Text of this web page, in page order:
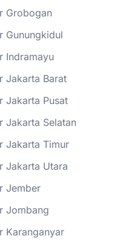
Grobogan
Gunungkidul
Indramayu
Jakarta Barat
Jakarta Pusat
Jakarta Selatan
Jakarta Timur
Jakarta Utara
Jember
Jombang
Karanganyar